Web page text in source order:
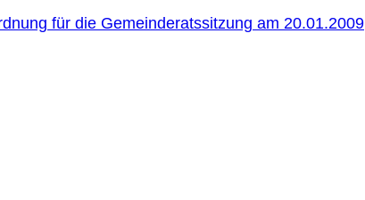
für die Gemeinderatssitzung am 20.01.2009